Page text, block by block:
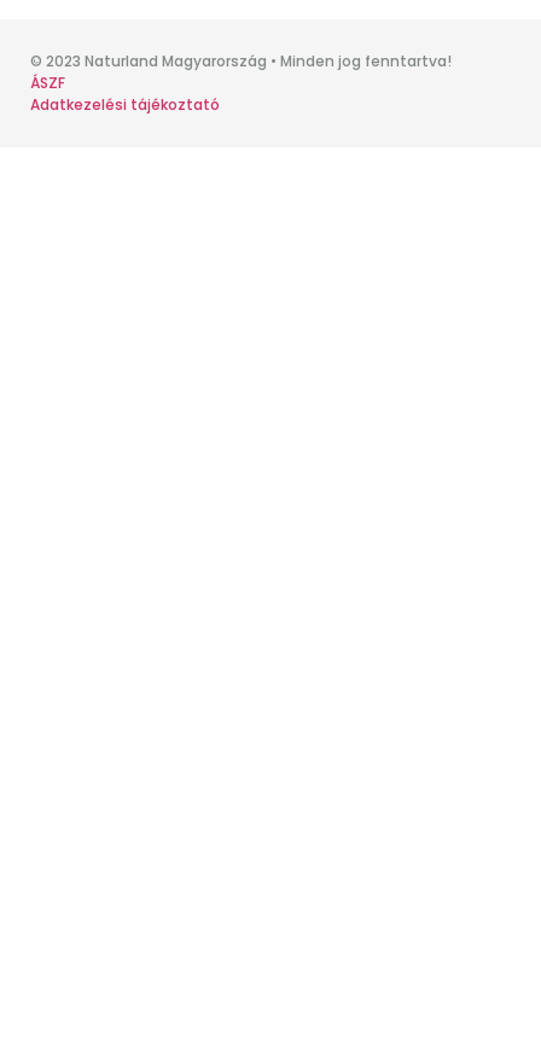
© 2023 Naturland Magyarország • Minden jog fenntartva!
ÁSZF
Adatkezelési tájékoztató